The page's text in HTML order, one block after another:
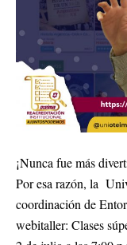
¡Nunca fue más
Por esa razón, la
coordinación de
webitaller: Clases